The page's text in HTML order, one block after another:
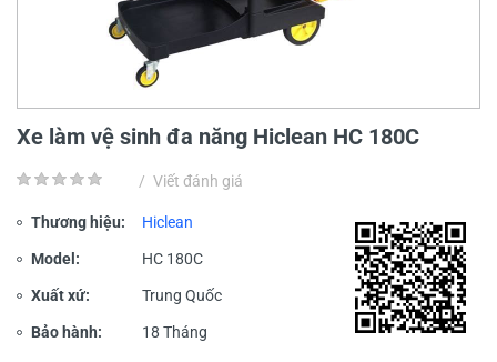
Xe làm vệ sinh đa năng Hiclean HC 180C
/ Viết đánh giá
Thương hiệu: Hiclean
Model: HC 180C
Xuất xứ: Trung Quốc
Bảo hành: 18 Tháng